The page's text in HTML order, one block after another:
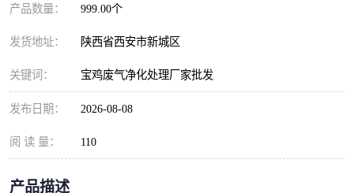
产品数量： 999.00个
发货地址： 陕西省西安市新城区
关键词： 宝鸡废气净化处理厂家批发
发布日期： 2026-08-08
阅 读 量： 110
产品描述